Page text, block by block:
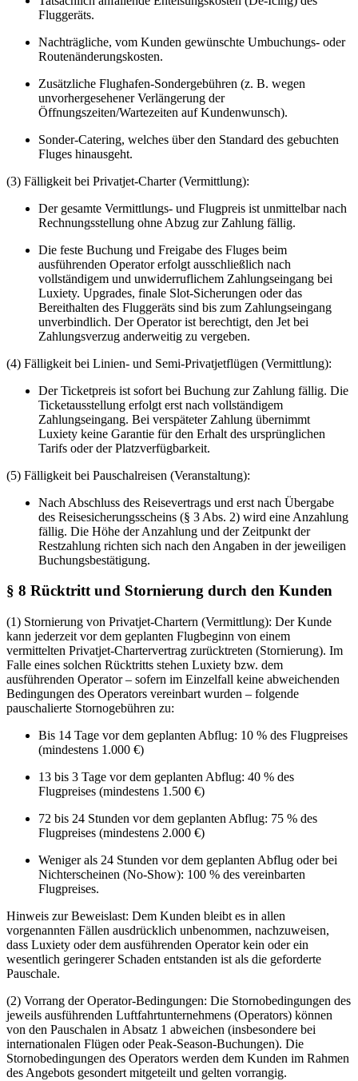
Fluggeräts.
Nachträgliche, vom Kunden gewünschte Umbuchungs- oder
Routenänderungskosten.
Zusätzliche Flughafen-Sondergebühren (z. B. wegen
unvorhergesehener Verlängerung der
Öffnungszeiten/Wartezeiten auf Kundenwunsch).
Sonder-Catering, welches über den Standard des gebuchten
Fluges hinausgeht.
(3) Fälligkeit bei Privatjet-Charter (Vermittlung):
Der gesamte Vermittlungs- und Flugpreis ist unmittelbar nach
Rechnungsstellung ohne Abzug zur Zahlung fällig.
Die feste Buchung und Freigabe des Fluges beim
ausführenden Operator erfolgt ausschließlich nach
vollständigem und unwiderruflichem Zahlungseingang bei
Luxiety. Upgrades, finale Slot-Sicherungen oder das
Bereithalten des Fluggeräts sind bis zum Zahlungseingang
unverbindlich. Der Operator ist berechtigt, den Jet bei
Zahlungsverzug anderweitig zu vergeben.
(4) Fälligkeit bei Linien- und Semi-Privatjetflügen (Vermittlung):
Der Ticketpreis ist sofort bei Buchung zur Zahlung fällig. Die
Ticketausstellung erfolgt erst nach vollständigem
Zahlungseingang. Bei verspäteter Zahlung übernimmt
Luxiety keine Garantie für den Erhalt des ursprünglichen
Tarifs oder der Platzverfügbarkeit.
(5) Fälligkeit bei Pauschalreisen (Veranstaltung):
Nach Abschluss des Reisevertrags und erst nach Übergabe
des Reisesicherungsscheins (§ 3 Abs. 2) wird eine Anzahlung
fällig. Die Höhe der Anzahlung und der Zeitpunkt der
Restzahlung richten sich nach den Angaben in der jeweiligen
Buchungsbestätigung.
§ 8 Rücktritt und Stornierung durch den Kunden
(1) Stornierung von Privatjet-Chartern (Vermittlung): Der Kunde
kann jederzeit vor dem geplanten Flugbeginn von einem
vermittelten Privatjet-Chartervertrag zurücktreten (Stornierung). Im
Falle eines solchen Rücktritts stehen Luxiety bzw. dem
ausführenden Operator – sofern im Einzelfall keine abweichenden
Bedingungen des Operators vereinbart wurden – folgende
pauschalierte Stornogebühren zu:
Bis 14 Tage vor dem geplanten Abflug: 10 % des Flugpreises
(mindestens 1.000 €)
13 bis 3 Tage vor dem geplanten Abflug: 40 % des
Flugpreises (mindestens 1.500 €)
72 bis 24 Stunden vor dem geplanten Abflug: 75 % des
Flugpreises (mindestens 2.000 €)
Weniger als 24 Stunden vor dem geplanten Abflug oder bei
Nichterscheinen (No-Show): 100 % des vereinbarten
Flugpreises.
Hinweis zur Beweislast: Dem Kunden bleibt es in allen
vorgenannten Fällen ausdrücklich unbenommen, nachzuweisen,
dass Luxiety oder dem ausführenden Operator kein oder ein
wesentlich geringerer Schaden entstanden ist als die geforderte
Pauschale.
(2) Vorrang der Operator-Bedingungen: Die Stornobedingungen des
jeweils ausführenden Luftfahrtunternehmens (Operators) können
von den Pauschalen in Absatz 1 abweichen (insbesondere bei
internationalen Flügen oder Peak-Season-Buchungen). Die
Stornobedingungen des Operators werden dem Kunden im Rahmen
des Angebots gesondert mitgeteilt und gelten vorrangig.